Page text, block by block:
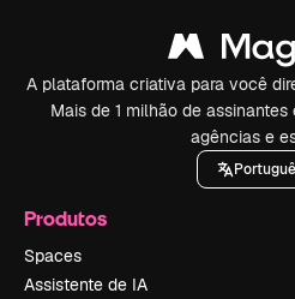
A plataforma criativa para você
Mais de 1 milhão de
agências e
Produtos
Spaces
Assistente de IA